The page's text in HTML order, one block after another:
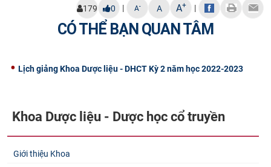
KHOA HỌC CÔNG NGHỆ
CỰU NGƯỜI HỌC
179 0 | A- A A+ |
CÓ THỂ BẠN QUAN TÂM
Lịch giảng Khoa Dược liệu - DHCT Kỳ 2 năm học 2022-2023
Khoa Dược liệu - Dược học cổ truyền
Giới thiệu Khoa